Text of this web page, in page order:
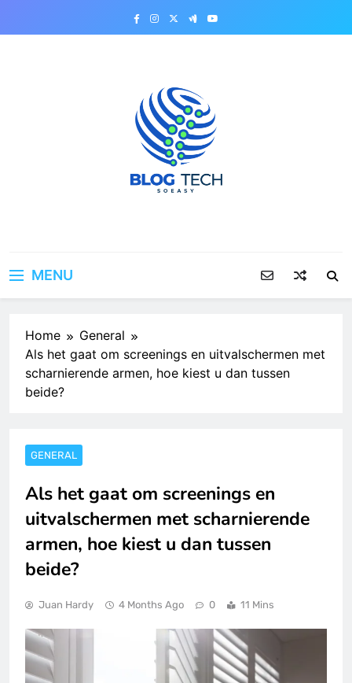
MENU
Home
General
Als het gaat om screenings en uitvalschermen met
scharnierende armen, hoe kiest u dan tussen
beide?
GENERAL
Als het gaat om screenings en
uitvalschermen met scharnierende
armen, hoe kiest u dan tussen
beide?
Juan Hardy 4 Months Ago 0 11 Mins